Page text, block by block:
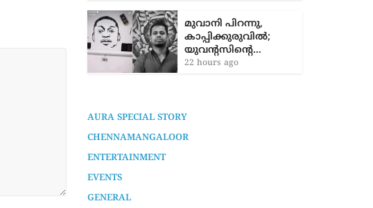
AURA SPECIAL STORY
EVENTS
GENERAL
GULF
HYPERLOCAL
INTERNATIONAL